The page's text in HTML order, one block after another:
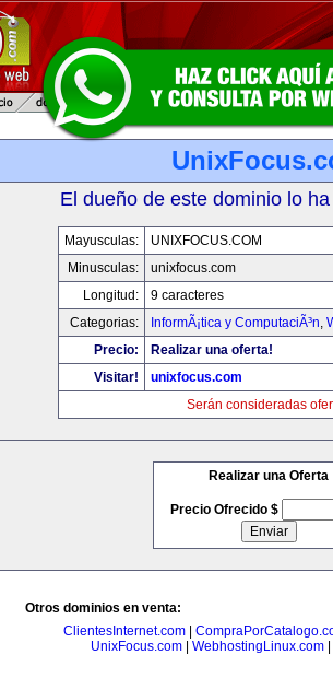
El dueño de este dominio lo
Mayusculas:
UNIXFOCUS.COM
Minusculas:
unixfocus.com
Longitud:
9 caracteres
Categorias:
InformÃ¡tica y ComputaciÃ³n,
Precio:
Realizar una oferta!
Visitar!
unixfocus.com
Serán consideradas
Realizar una Oferta
Precio Ofrecido $
Otros dominios en venta:
ClientesInternet.com
UnixFocus.com| WebhostingLinux.com|